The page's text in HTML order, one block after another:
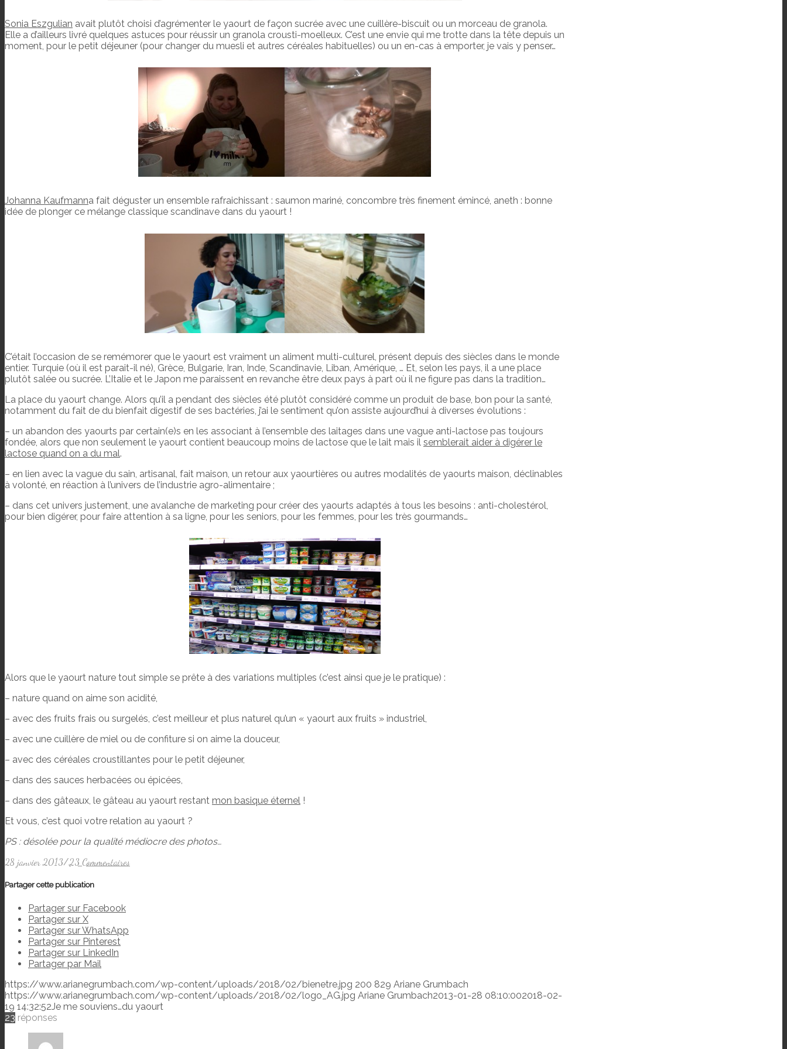
Sonia Eszgulian avait plutôt choisi d’agrémenter le yaourt de façon sucrée avec une cuillère-biscuit ou un morceau de granola.
Elle a d’ailleurs livré quelques astuces pour réussir un granola crousti-moelleux. C’est une envie qui me trotte dans la tête depuis un
moment, pour le petit déjeuner (pour changer du muesli et autres céréales habituelles) ou un en-cas à emporter, je vais y penser…
Johanna Kaufmanna fait déguster un ensemble rafraichissant : saumon mariné, concombre très finement émincé, aneth : bonne
idée de plonger ce mélange classique scandinave dans du yaourt !
C’était l’occasion de se remémorer que le yaourt est vraiment un aliment multi-culturel, présent depuis des siècles dans le monde
entier. Turquie (où il est parait-il né), Grèce, Bulgarie, Iran, Inde, Scandinavie, Liban, Amérique, … Et, selon les pays, il a une place
plutôt salée ou sucrée. L’Italie et le Japon me paraissent en revanche être deux pays à part où il ne figure pas dans la tradition…
La place du yaourt change. Alors qu’il a pendant des siècles été plutôt considéré comme un produit de base, bon pour la santé,
notamment du fait de du bienfait digestif de ses bactéries, j’ai le sentiment qu’on assiste aujourd’hui à diverses évolutions :
– un abandon des yaourts par certain(e)s en les associant à l’ensemble des laitages dans une vague anti-lactose pas toujours
fondée, alors que non seulement le yaourt contient beaucoup moins de lactose que le lait mais il semblerait aider à digérer le
lactose quand on a du mal.
– en lien avec la vague du sain, artisanal, fait maison, un retour aux yaourtières ou autres modalités de yaourts maison, déclinables
à volonté, en réaction à l’univers de l’industrie agro-alimentaire ;
– dans cet univers justement, une avalanche de marketing pour créer des yaourts adaptés à tous les besoins : anti-cholestérol,
pour bien digérer, pour faire attention à sa ligne, pour les seniors, pour les femmes, pour les très gourmands…
Alors que le yaourt nature tout simple se prête à des variations multiples (c’est ainsi que je le pratique) :
– nature quand on aime son acidité,
– avec des fruits frais ou surgelés, c’est meilleur et plus naturel qu’un « yaourt aux fruits » industriel,
– avec une cuillère de miel ou de confiture si on aime la douceur,
– avec des céréales croustillantes pour le petit déjeuner,
– dans des sauces herbacées ou épicées,
– dans des gâteaux, le gâteau au yaourt restant mon basique éternel !
Et vous, c’est quoi votre relation au yaourt ?
PS : désolée pour la qualité médiocre des photos…
28 janvier 2013/23 Commentaires
Partager cette publication
Partager sur Facebook
Partager sur X
Partager sur WhatsApp
Partager sur Pinterest
Partager sur LinkedIn
Partager par Mail
https://www.arianegrumbach.com/wp-content/uploads/2018/02/bienetre.jpg 200 829 Ariane Grumbach
https://www.arianegrumbach.com/wp-content/uploads/2018/02/logo_AG.jpg Ariane Grumbach2013-01-28 08:10:002018-02-
19 14:32:52Je me souviens…du yaourt
23 réponses